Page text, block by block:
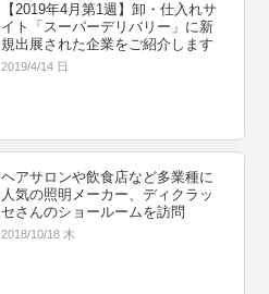
【2019年4月第1週】卸・仕入れサ
イト「スーパーデリバリー」に新
規出展された企業をご紹介します
2019/4/14 日
ヘアサロンや飲食店など多業種に
人気の照明メーカー、ディクラッ
セさんのショールームを訪問
2018/10/18 木